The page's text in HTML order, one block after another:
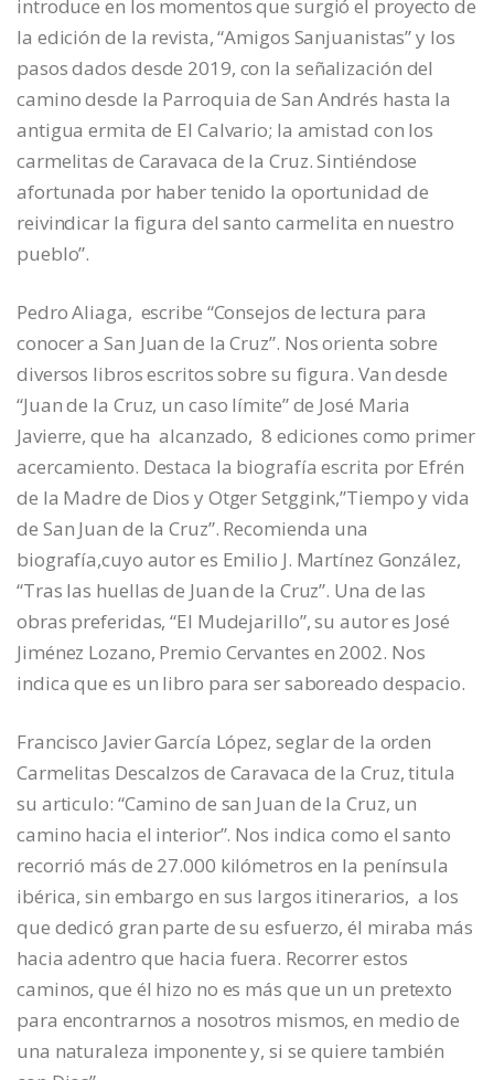
introduce en los momentos que surgió el proyecto de
la edición de la revista, “Amigos Sanjuanistas” y los
pasos dados desde 2019, con la señalización del
camino desde la Parroquia de San Andrés hasta la
antigua ermita de El Calvario; la amistad con los
carmelitas de Caravaca de la Cruz. Sintiéndose
afortunada por haber tenido la oportunidad de
reivindicar la figura del santo carmelita en nuestro
pueblo”.
Pedro Aliaga, escribe “Consejos de lectura para
conocer a San Juan de la Cruz”. Nos orienta sobre
diversos libros escritos sobre su figura. Van desde
“Juan de la Cruz, un caso límite” de José Maria
Javierre, que ha alcanzado, 8 ediciones como primer
acercamiento. Destaca la biografía escrita por Efrén
de la Madre de Dios y Otger Setggink,”Tiempo y vida
de San Juan de la Cruz”. Recomienda una
biografía,cuyo autor es Emilio J. Martínez González,
“Tras las huellas de Juan de la Cruz”. Una de las
obras preferidas, “El Mudejarillo”, su autor es José
Jiménez Lozano, Premio Cervantes en 2002. Nos
indica que es un libro para ser saboreado despacio.
Francisco Javier García López, seglar de la orden
Carmelitas Descalzos de Caravaca de la Cruz, titula
su articulo: “Camino de san Juan de la Cruz, un
camino hacia el interior”. Nos indica como el santo
recorrió más de 27.000 kilómetros en la península
ibérica, sin embargo en sus largos itinerarios, a los
que dedicó gran parte de su esfuerzo, él miraba más
hacia adentro que hacia fuera. Recorrer estos
caminos, que él hizo no es más que un un pretexto
para encontrarnos a nosotros mismos, en medio de
una naturaleza imponente y, si se quiere también